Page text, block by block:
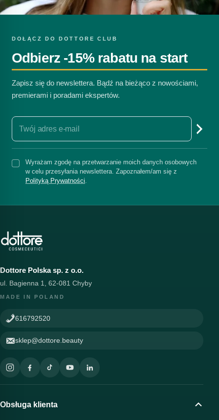
DOŁĄCZ DO DOTTORE CLUB
Odbierz -15% rabatu na start
Zapisz się do newslettera. Bądź na bieżąco z nowościami,
premierami i poradami ekspertów.
Wyrażam zgodę na przetwarzanie moich danych osobowych
w celu przesyłania newslettera. Zapoznałem/am się z
Polityką Prywatności.
Dottore Polska sp. z o.o.
ul. Bagienna 1, 62-081 Chyby
MADE IN POLAND
616792520
sklep@dottore.beauty
Obsługa klienta